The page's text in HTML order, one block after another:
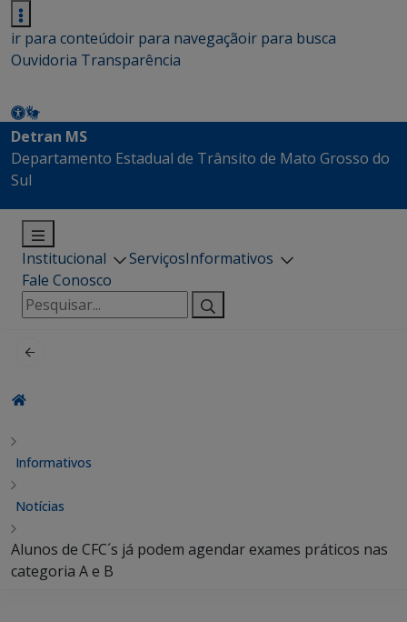
ir para conteúdoir para navegaçãoir para busca
Ouvidoria Transparência
Detran MS
Departamento Estadual de Trânsito de Mato Grosso do
Sul
Institucional ServiçosInformativos
Fale Conosco
Pesquisar
por:
Informativos
Notícias
Alunos de CFC´s já podem agendar exames práticos nas
categoria A e B